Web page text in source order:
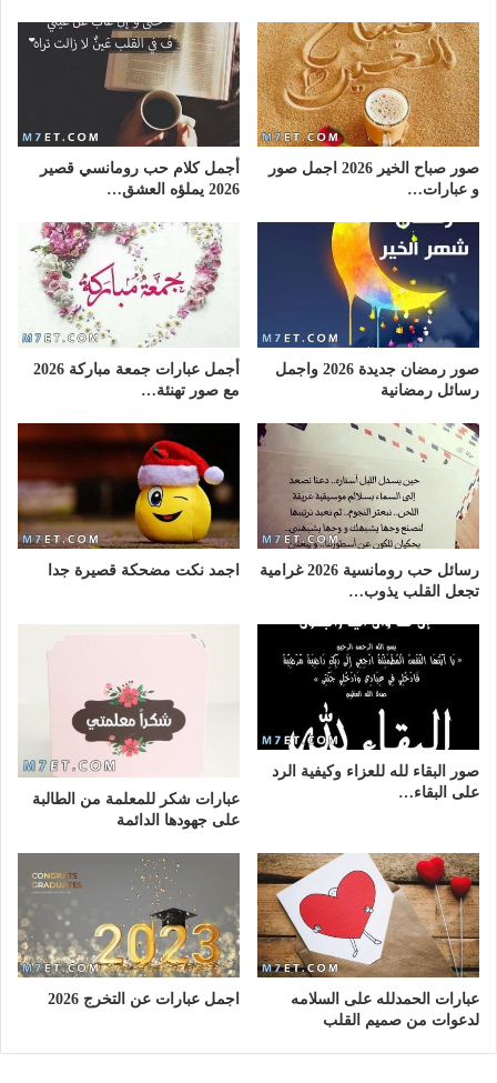
صور صباح الخير 2026 اجمل صور
و عبارات…
أجمل كلام حب رومانسي قصير
2026 يملؤه العشق…
صور رمضان جديدة 2026 واجمل
رسائل رمضانية
أجمل عبارات جمعة مباركة 2026
مع صور تهنئة…
رسائل حب رومانسية 2026 غرامية
تجعل القلب يذوب…
اجمد نكت مضحكة قصيرة جدا
صور البقاء لله للعزاء وكيفية الرد
على البقاء…
عبارات شكر للمعلمة من الطالبة
على جهودها الدائمة
عبارات الحمدلله على السلامه
لدعوات من صميم القلب
اجمل عبارات عن التخرج 2026